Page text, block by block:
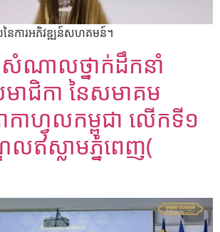
នៃការអភិវឌ្ឍន៍សហគមន៍។
ណាលថ្នាក់ដឹកនាំ
ាជិកា នៃសមាគម
ាហ្វុលកម្ពុជា លើកទី១
លឥស្លាមភ្នំពេញ(